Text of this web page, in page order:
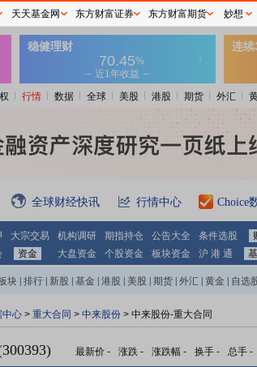
行情 数据 全球 美股 港股 期货 外汇
全球财经快讯 行情中心 Choice
大宗交易 机构调研 期指持仓 公告大全 条件选股
资金 大盘资金 个股资金 板块资金 沪 港 通
块 排行 新股 基金 港股 美股 期货 外汇 黄金 自选
中心 > 重大合同 > 中来股份 > 中来股份-重大合同
最新价 - 涨跌 - 涨跌幅 - 换手 - 总手 -
天天基金网 东方财富证券 东方财富期货 妙想